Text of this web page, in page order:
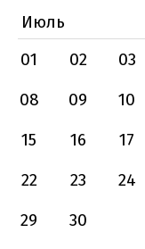
Июль
01
02 03
08
09 10
15
16 17
22
23 24
29
30